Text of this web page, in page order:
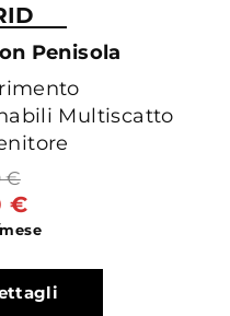
Penisola
Multiscatto
€
€